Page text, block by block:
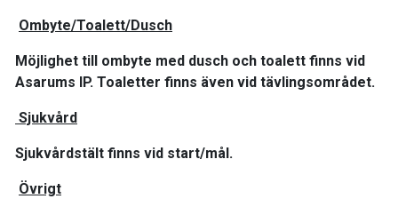
Ombyte/Toalett/Dusch
Möjlighet till ombyte med dusch och toalett finns vid
Asarums IP. Toaletter finns även vid tävlingsområdet.
Sjukvård
Sjukvårdstält finns vid start/mål.
Övrigt